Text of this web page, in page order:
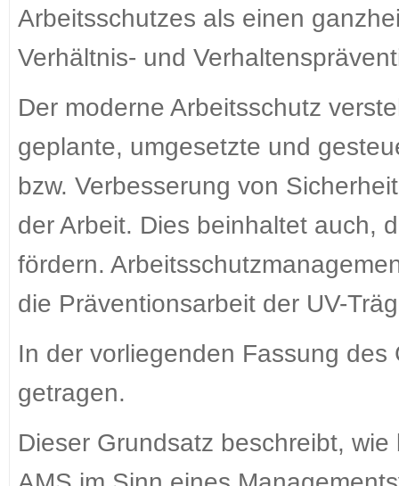
Arbeitsschutzes als einen
Verhältnis- und
Der moderne Arbeitsschutz
geplante, umgesetzte und
bzw. Verbesserung von
der Arbeit. Dies beinhaltet auch,
fördern.
die Präventionsarbeit der UV-
In der vorliegenden Fassung
getragen.
Dieser Grundsatz beschreibt,